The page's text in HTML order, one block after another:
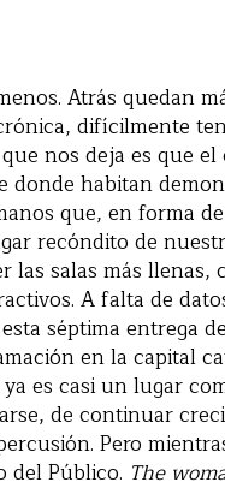
Atrás quedan
difícilmente
nos deja es que el
donde habitan
que, en forma de
recóndito de
las salas más llenas,
A falta de
séptima entrega
en la capital
es casi un lugar
de continuar
Pero
Público. The